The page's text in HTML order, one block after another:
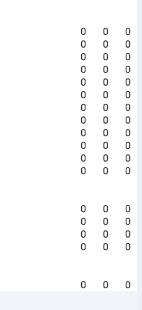
0 0
0
0 0
0
0 0
0
0 0
0
0 0
0
0 0
0
0 0
0
0 0
0
0 0
0
0 0
0
0 0
0
0 0
0
0 0
0
0 0
0
0 0
0
0 0
0
0 0 0